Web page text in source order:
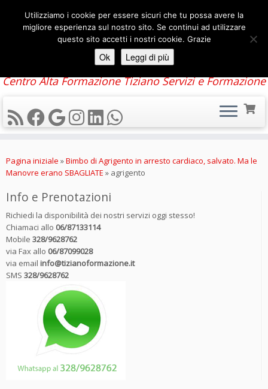
contenuto
Centro Alta Formazione Tiziano Servizi e Formazione
Pagina iniziale »Bimbo di Agrigento in arresto cardiaco, salvato. Ma le
Manovre erano SBAGLIATE » agrigento
Info e Prenotazioni
Richiedi la disponibilità dei nostri servizi oggi stesso!
Chiamaci allo 06/87133114
Mobile 328/9628762
via Fax allo 06/87099028
via email info@tizianoformazione.it
SMS 328/9628762
Utilizziamo i cookie per essere sicuri che tu possa avere la
migliore esperienza sul nostro sito. Se continui ad utilizzare
questo sito accetti i nostri cookie. Grazie
Ok Leggi di più